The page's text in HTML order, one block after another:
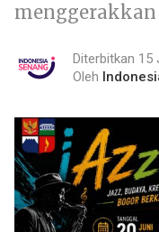
Diterbitkan 15
Oleh